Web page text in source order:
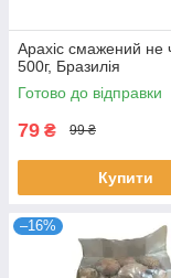
Арахіс смажений не
500г, Бразилія
Готово до відправки
79 ₴ 99 ₴
Купити
–16%